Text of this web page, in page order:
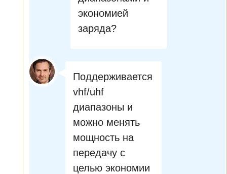
экономией
заряда?
Поддерживается
vhf/uhf
диапазоны и
можно менять
мощность на
передачу с
целью экономии